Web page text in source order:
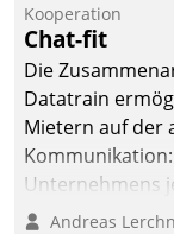
Kooperation
Chat-fit
Die
Datatrain
Mietern auf der
Unternehmens
Mitarbeiter
Andreas